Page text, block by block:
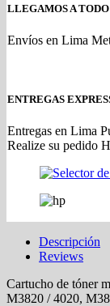
LLEGAMOS A
Envíos en Lima
ENTREGAS
Entregas en Lima
Realize su pedido
Descripción
Reviews
Cartucho de tóner
M3820 / 4020,